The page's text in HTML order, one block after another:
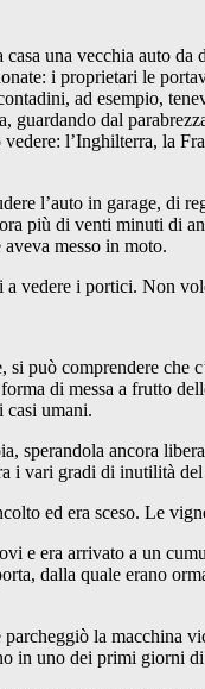
una vecchia auto
i proprietari le
ad esempio,
guardando dal
l’Inghilterra, la
l’auto in garage, di
più di venti minuti di
messo in moto.
vedere i portici. Non
si può comprendere
di messa a frutto
casi umani.
sperandola ancora
i vari gradi di inutilità
ed era sceso. Le
e era arrivato a un
dalla quale erano
la macchina
in uno dei primi giorni